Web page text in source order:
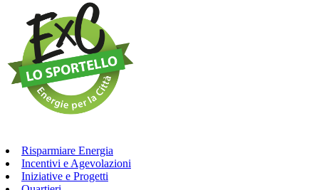
Risparmiare Energia
Incentivi e Agevolazioni
Iniziative e Progetti